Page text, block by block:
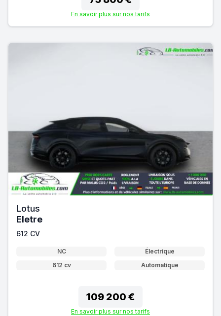
En savoir plus sur nos tarifs
Lotus
Eletre
612 CV
NC
Électrique
612 cv
Automatique
109 200 €
En savoir plus sur nos tarifs